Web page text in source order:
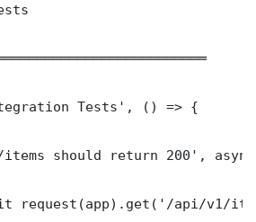
Tests', () => {
should return 200',
request(app).get('/api/v1/